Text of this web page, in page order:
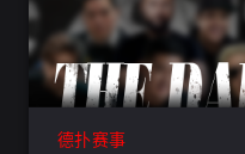
德扑赛事